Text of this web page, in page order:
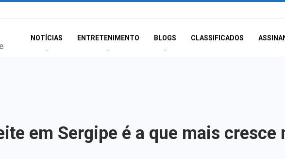
NOTÍCIAS ENTRETENIMENTO BLOGS CLASSIFICADOS
em Sergipe é a que mais cresce